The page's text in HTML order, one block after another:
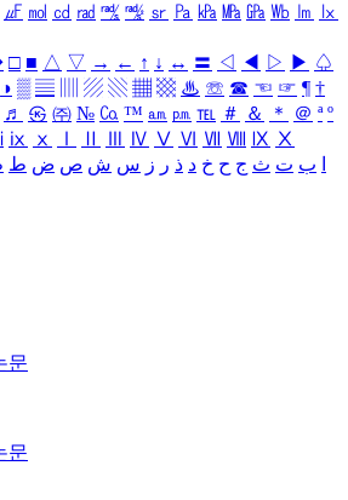
㎌ ㏖ ㏅ ㎭ ㎮ ㎯ ㏛ ㎩ ㎪ ㎫ ㎬ ㏝ ㏐
㏓
□ ■ △ ▽ → ← ↑ ↓ ↔ 〓 ◁ ◀ ▷ ▶ ♤
◑ ▒ ▤ ▨ ▧ ▦ ▩ ♨ ☏ ☎ ☜ ☞ ¶ †
♬ ㉿ ㈜ № ㏇ ™ ㏂ ㏘ ℡ ＃ ＆ ＊ ＠ ª º
ⅸ ⅹ Ⅳ Ⅴ Ⅵ Ⅶ Ⅷ Ⅸ Ⅹ
ب ت ث ج ح خ د ذ ر ز س ش ص ض ط
문
문